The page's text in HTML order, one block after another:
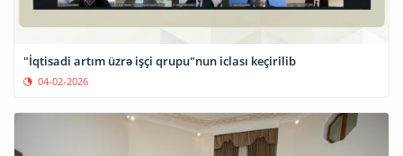
"İqtisadi artım üzrə işçi qrupu"nun iclası keçirilib
04-02-2026